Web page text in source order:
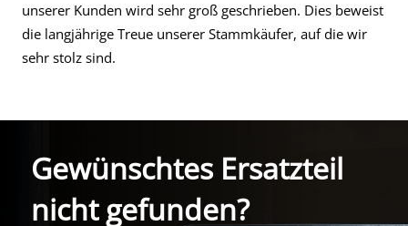
unserer Kunden wird sehr groß geschrieben. Dies beweist
die langjährige Treue unserer Stammkäufer, auf die wir
sehr stolz sind.
Gewünschtes Ersatzteil
nicht gefunden?